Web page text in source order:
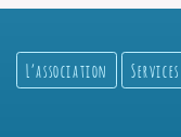
L’association